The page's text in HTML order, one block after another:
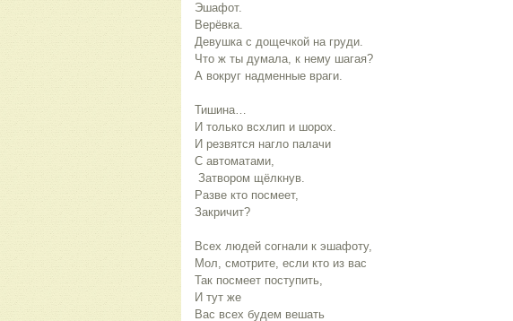
Эшафот.
Верёвка.
Девушка с дощечкой на груди.
Что ж ты думала, к нему шагая?
А вокруг надменные враги.
Тишина…
И только всхлип и шорох.
И резвятся нагло палачи
С автоматами,
Затвором щёлкнув.
Разве кто посмеет,
Закричит?
Всех людей согнали к эшафоту,
Мол, смотрите, если кто из вас
Так посмеет поступить,
И тут же
Вас всех будем вешать